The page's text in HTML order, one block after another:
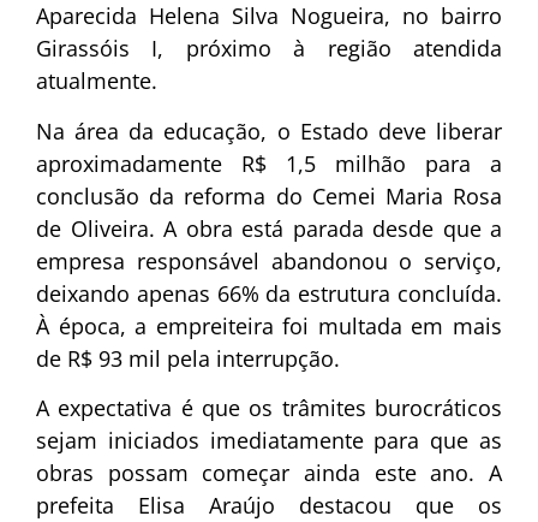
Aparecida Helena Silva Nogueira, no bairro
Girassóis I, próximo à região atendida
atualmente.
Na área da educação, o Estado deve liberar
aproximadamente R$ 1,5 milhão para a
conclusão da reforma do Cemei Maria Rosa
de Oliveira. A obra está parada desde que a
empresa responsável abandonou o serviço,
deixando apenas 66% da estrutura concluída.
À época, a empreiteira foi multada em mais
de R$ 93 mil pela interrupção.
A expectativa é que os trâmites burocráticos
sejam iniciados imediatamente para que as
obras possam começar ainda este ano. A
prefeita Elisa Araújo destacou que os